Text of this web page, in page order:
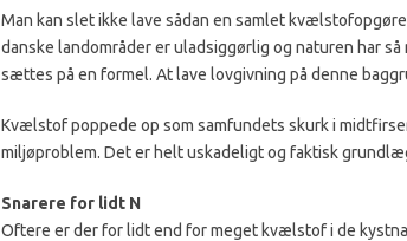
Man kan slet ikke lave sådan en samlet
danske landområder er uladsiggørlig og naturen har
sættes på en formel. At lave lovgivning på denne
Kvælstof poppede op som samfundets skurk i
miljøproblem. Det er helt uskadeligt og faktisk
Snarere for lidt N
Oftere er der for lidt end for meget kvælstof i de